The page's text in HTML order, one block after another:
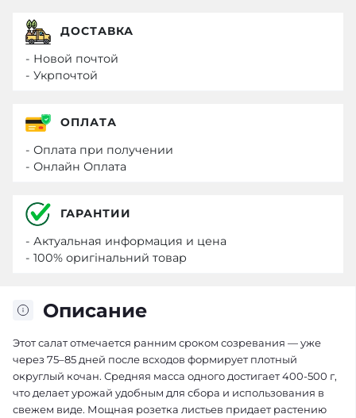
Описание
Этот салат отмечается ранним сроком созревания — уже
через 75–85 дней после всходов формирует плотный
округлый кочан. Средняя масса одного достигает 400-500 г,
что делает урожай удобным для сбора и использования в
свежем виде. Мощная розетка листьев придает растению
ДОСТАВКА
- Новой почтой
- Укрпочтой
ОПЛАТА
- Оплата при получении
- Онлайн Оплата
ГАРАНТИИ
- Актуальная информация и цена
- 100% оригінальний товар